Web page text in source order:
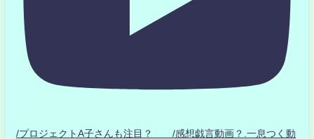
/プロジェクトA子さんも注目？ /感想戯言動画？.一息つく動